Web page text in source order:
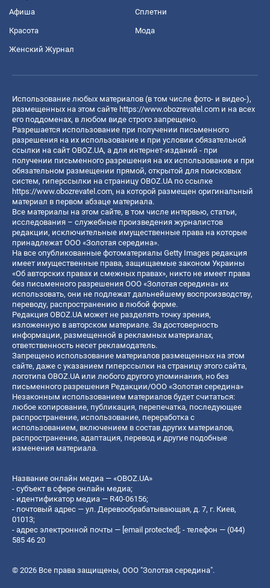
Афиша Сплетни
Красота Мода
Женский Журнал
Использование любых материалов (в том числе фото- и видео-),
размещенных на этом сайте https://www.obozrevatel.com и на всех
его поддоменах, в любом виде строго запрещено.
Разрешается использование при получении письменного
разрешения на их использование и при условии обязательной
ссылки на сайт OBOZ.UA, а для интернет-изданий - при
получении письменного разрешения на их использование и при
обязательном размещении прямой, открытой для поисковых
систем, гиперссылки на страницу OBOZ.UA по ссылке
https://www.obozrevatel.com, на которой размещен оригинальный
материал в первом абзаце материала.
Все материалы на этом сайте, в том числе интервью, статьи,
исследования – служебные произведения журналистов
редакции, исключительные имущественные права на которые
принадлежат ООО «Золотая середина».
На все опубликованные фотоматериалы Getty Images редакция
имеет имущественные права, защищаемые законом Украины
«Об авторских правах и смежных правах», никто не имеет права
без письменного разрешения ООО «Золотая середина» их
использовать, они не подлежат дальнейшему воспроизводству,
переводу, распространению в любой форме.
Редакция OBOZ.UA может не разделять точку зрения,
изложенную в авторском материале. За достоверность
информации, размещенной в рекламных материалах,
ответственность несет рекламодатель.
Запрещено использование материалов размещенных на этом
сайте, даже с указанием гиперссылки на страницу этого сайта,
логотипа OBOZ.UA или любого другого упоминания, но без
письменного разрешения Редакции/ООО «Золотая середина»
Незаконным использованием материалов будет считаться:
любое копирование, публикация, перепечатка, последующее
распространение, использование, переработка с
использованием, включением в состав других материалов,
распространение, адаптация, перевод и другие подобные
изменения материала.
Название онлайн медиа — «OBOZ.UA»
- субъект в сфере онлайн медиа;
- идентификатор медиа — R40-06156;
- почтовый адрес — ул. Деревообрабатывающая, д. 7, г. Киев,
01013;
- адрес электронной почты — [email protected] ; - телефон — (044)
585 46 20
© 2026 Все права защищены, ООО "Золотая середина".